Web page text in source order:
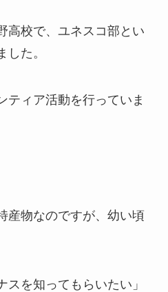
高校で、ユネスコ部とい
した。
ティア活動を行っていま
産物なのですが、幼い頃
スを知ってもらいたい」